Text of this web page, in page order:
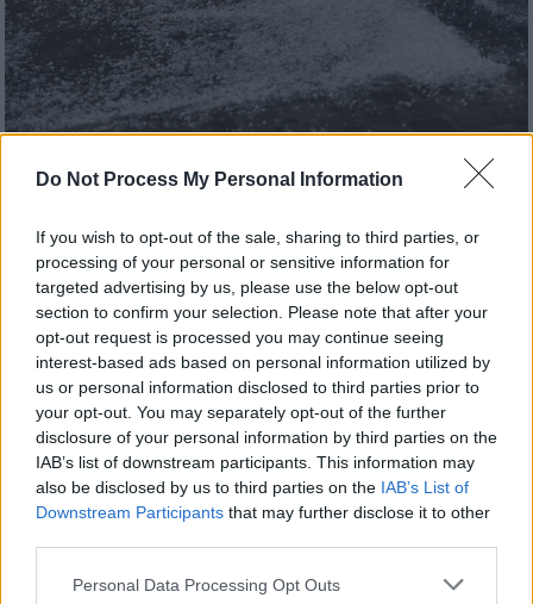
Do Not Process My Personal Information
If you wish to opt-out of the sale, sharing to third parties, or
processing of your personal or sensitive information for
targeted advertising by us, please use the below opt-out
section to confirm your selection. Please note that after your
opt-out request is processed you may continue seeing
interest-based ads based on personal information utilized by
us or personal information disclosed to third parties prior to
your opt-out. You may separately opt-out of the further
disclosure of your personal information by third parties on the
IAB’s list of downstream participants. This information may
also be disclosed by us to third parties on the IAB’s List of
Downstream Participants that may further disclose it to other
Please note that this website/app uses one or more Google
Personal Data Processing Opt Outs
Ελλάδα|29.03.2025 14:29
Χαλάζι χτύπησε δενδροκαλλιέργειες σε
περιοχές του Τυρνάβου
Όπως δήλωσε ο δήμαρχος Τυρνάβου,
Αντώνης Τσικριτσής οι ζημιές είναι
μεγάλες.